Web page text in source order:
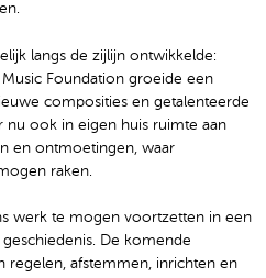
langs de zijlijn ontwikkelde:
Foundation groeide een
composities en getalenteerde
nu ook in eigen huis ruimte aan
en ontmoetingen, waar
raken.
werk te mogen voortzetten in een
De komende
regelen, afstemmen, inrichten en